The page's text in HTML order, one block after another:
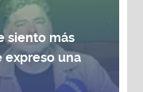
siento más
expreso una